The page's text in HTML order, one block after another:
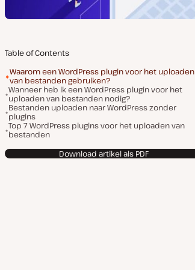
Table of Contents
Waarom een WordPress plugin voor het uploaden
van bestanden gebruiken?
Wanneer heb ik een WordPress plugin voor het
uploaden van bestanden nodig?
Bestanden uploaden naar WordPress zonder
plugins
Top 7 WordPress plugins voor het uploaden van
bestanden
Download artikel als PDF